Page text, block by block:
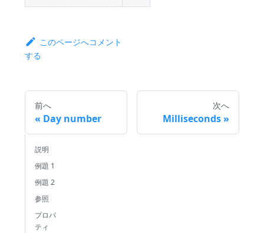
このページへコメント
する
前へ
Day number
次へ
Milliseconds
説明
例題 1
例題 2
参照
プロパ
ティ